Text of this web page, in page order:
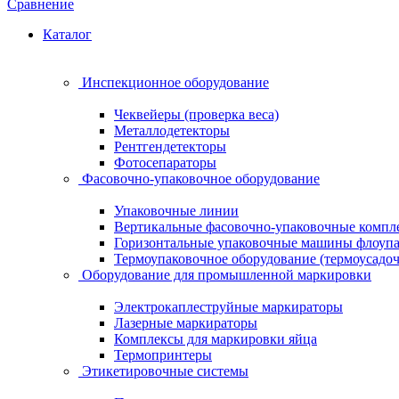
Сравнение
Каталог
Инспекционное оборудование
Чеквейеры (проверка веса)
Металлодетекторы
Рентгендетекторы
Фотосепараторы
Фасовочно-упаковочное оборудование
Упаковочные линии
Вертикальные фасовочно-упаковочные
Горизонтальные упаковочные машины
Термоупаковочное оборудование
Оборудование для промышленной маркировки
Электрокаплеструйные маркираторы
Лазерные маркираторы
Комплексы для маркировки яйца
Термопринтеры
Этикетировочные системы